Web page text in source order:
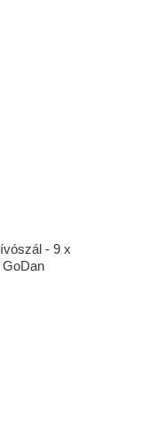
- 9 x